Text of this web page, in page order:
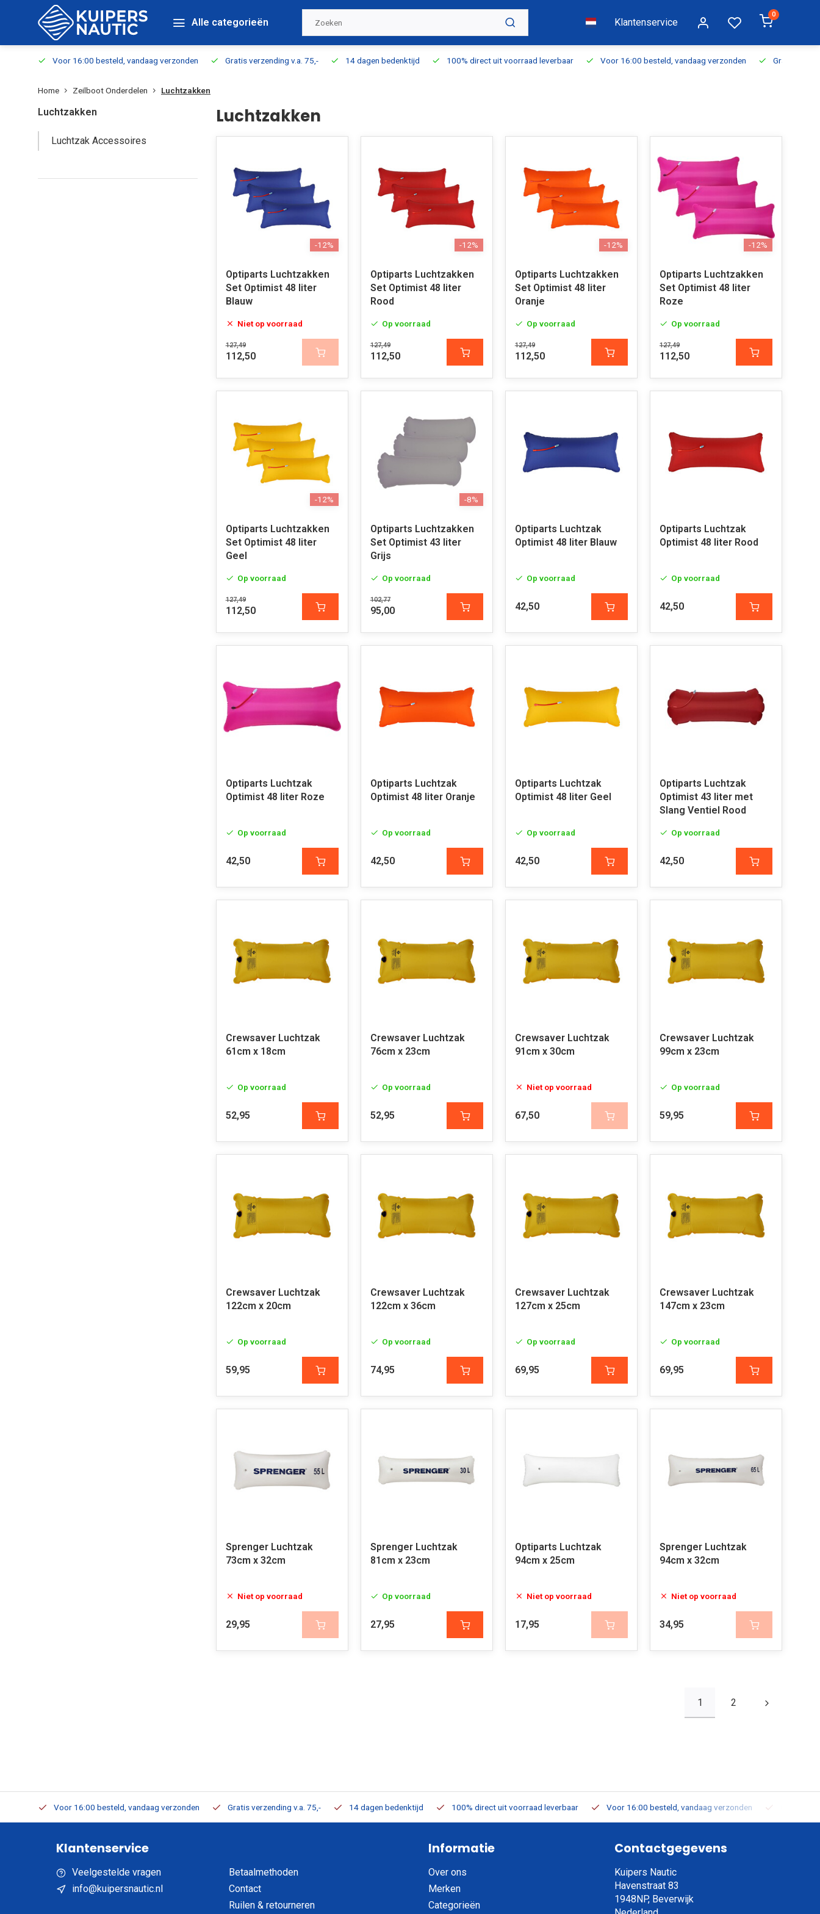
Alle categorieën Klantenservice
0
Voor 16:00 besteld, vandaag verzonden Gratis verzending v.a. 75,- 14 dagen bedenktijd 100% direct uit voorraad leverbaar Voor 16:00 besteld, vandaag verzonden Gratis
Home Zeilboot Onderdelen Luchtzakken
Luchtzakken
Luchtzak Accessoires
Luchtzakken
-12%
Optiparts Luchtzakken
Set Optimist 48 liter
Blauw
Niet op voorraad
127,49
112,50
-12%
Optiparts Luchtzakken
Set Optimist 48 liter
Rood
Op voorraad
127,49
112,50
-12%
Optiparts Luchtzakken
Set Optimist 48 liter
Oranje
Op voorraad
127,49
112,50
-12%
Optiparts Luchtzakken
Set Optimist 48 liter
Roze
Op voorraad
127,49
112,50
-12%
Optiparts Luchtzakken
Set Optimist 48 liter
Geel
Op voorraad
127,49
112,50
-8%
Optiparts Luchtzakken
Set Optimist 43 liter
Grijs
Op voorraad
102,77
95,00
Optiparts Luchtzak
Optimist 48 liter Blauw
Op voorraad
42,50
Optiparts Luchtzak
Optimist 48 liter Rood
Op voorraad
42,50
Optiparts Luchtzak
Optimist 48 liter Roze
Op voorraad
42,50
Optiparts Luchtzak
Optimist 48 liter Oranje
Op voorraad
42,50
Optiparts Luchtzak
Optimist 48 liter Geel
Op voorraad
42,50
Optiparts Luchtzak
Optimist 43 liter met
Slang Ventiel Rood
Op voorraad
42,50
Crewsaver Luchtzak
61cm x 18cm
Op voorraad
52,95
Crewsaver Luchtzak
76cm x 23cm
Op voorraad
52,95
Crewsaver Luchtzak
91cm x 30cm
Niet op voorraad
67,50
Crewsaver Luchtzak
99cm x 23cm
Op voorraad
59,95
Crewsaver Luchtzak
122cm x 20cm
Op voorraad
59,95
Crewsaver Luchtzak
122cm x 36cm
Op voorraad
74,95
Crewsaver Luchtzak
127cm x 25cm
Op voorraad
69,95
Crewsaver Luchtzak
147cm x 23cm
Op voorraad
69,95
Sprenger Luchtzak
73cm x 32cm
Niet op voorraad
29,95
Sprenger Luchtzak
81cm x 23cm
Op voorraad
27,95
Optiparts Luchtzak
94cm x 25cm
Niet op voorraad
17,95
Sprenger Luchtzak
94cm x 32cm
Niet op voorraad
34,95
1 2
Voor 16:00 besteld, vandaag verzonden Gratis verzending v.a. 75,- 14 dagen bedenktijd 100% direct uit voorraad leverbaar Voor 16:00 besteld, vandaag verzonden
Klantenservice
Veelgestelde vragen
info@kuipersnautic.nl
Betaalmethoden
Contact
Ruilen & retourneren
Informatie
Over ons
Merken
Categorieën
Contactgegevens
Kuipers Nautic
Havenstraat 83
1948NP, Beverwijk